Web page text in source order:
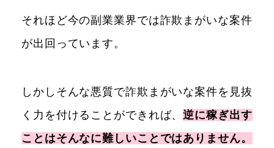
それほど今の副業業界では詐欺まがいな案件
が出回っています。
しかしそんな悪質で詐欺まがいな案件を見抜
く力を付けることができれば、逆に稼ぎ出す
ことはそんなに難しいことではありません。